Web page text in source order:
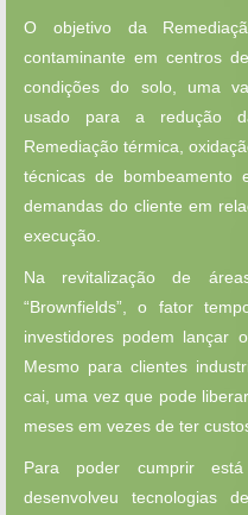
O objetivo da
contaminante em centros
condições do solo, uma
usado para a redução
Remediação térmica,
técnicas de
demandas do cliente em
execução.
Na revitalização de
“Brownfields”, o fator
investidores podem lançar
Mesmo para clientes
cai, uma vez que pode
meses em vezes de ter
Para poder cumprir
desenvolveu tecnologias